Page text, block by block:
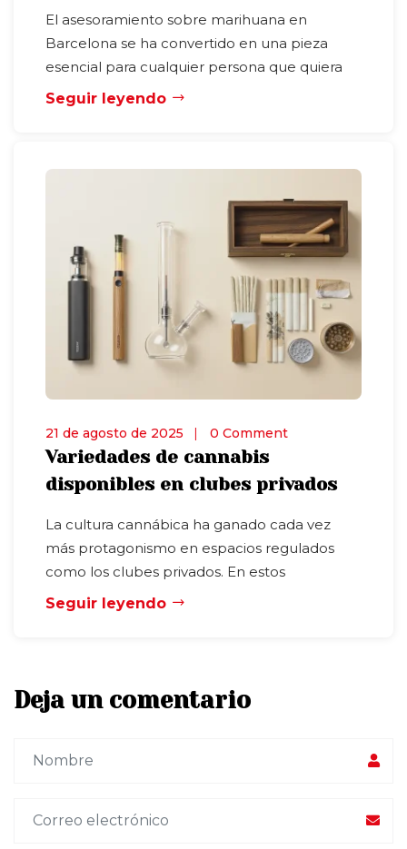
El asesoramiento sobre marihuana en
Barcelona se ha convertido en una pieza
esencial para cualquier persona que quiera
Seguir leyendo
21 de agosto de 2025 0 Comment
Variedades de cannabis
disponibles en clubes privados
La cultura cannábica ha ganado cada vez
más protagonismo en espacios regulados
como los clubes privados. En estos
Seguir leyendo
Deja un comentario